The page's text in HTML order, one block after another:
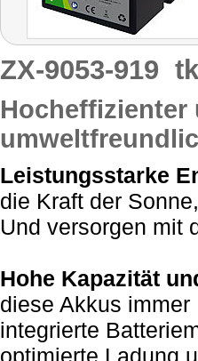
ZX-9053-919
Hocheffizienter
Leistungsstarke
die Kraft der
Und versorgen mit
Hohe Kapazität
diese Akkus
integrierte
optimierte Ladung